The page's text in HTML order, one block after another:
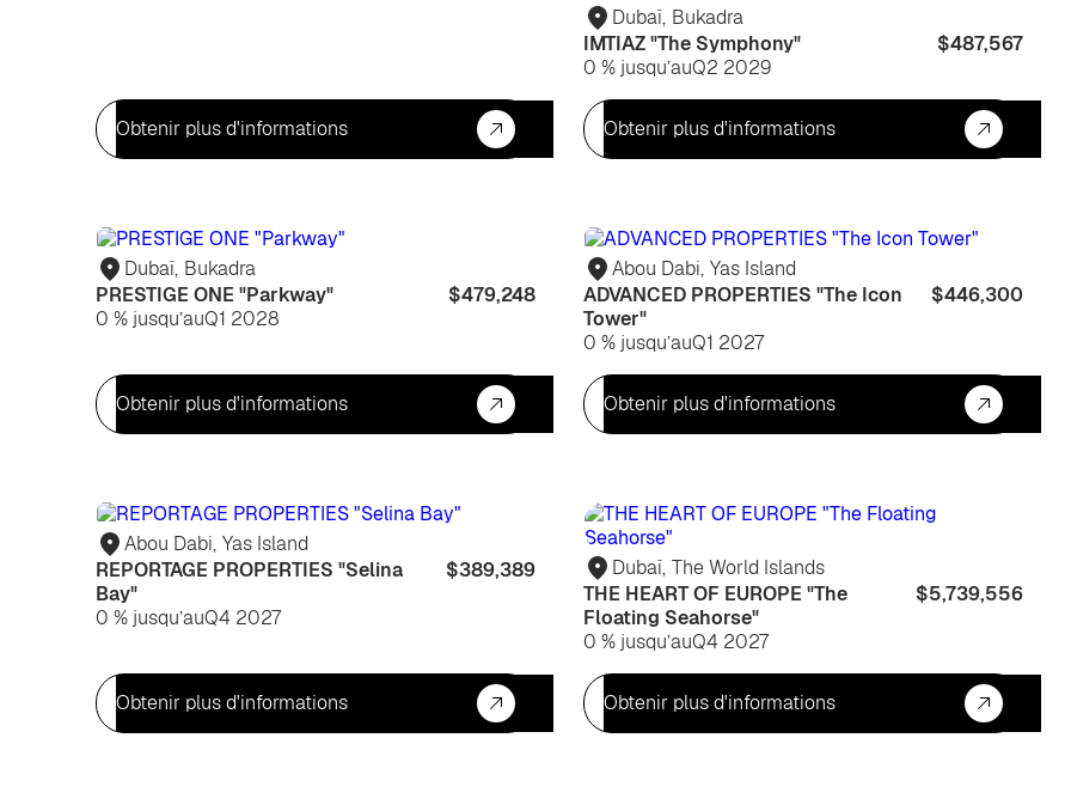
Obtenir plus d'informations
Dubaï, Bukadra
IMTIAZ "The Symphony"
$487,567
0 % jusqu’auQ2 2029
Obtenir plus d'informations
Pour
habiter
Dubaï, Bukadra
PRESTIGE ONE "Parkway"
$479,248
0 % jusqu’auQ1 2028
Obtenir plus d'informations
Abou Dabi, Yas Island
ADVANCED PROPERTIES "The Icon
Tower"
$446,300
0 % jusqu’auQ1 2027
Obtenir plus d'informations
Pour
habiter
Abou Dabi, Yas Island
REPORTAGE PROPERTIES "Selina
Bay"
$389,389
0 % jusqu’auQ4 2027
Obtenir plus d'informations
Dubaï, The World Islands
THE HEART OF EUROPE "The
Floating Seahorse"
$5,739,556
0 % jusqu’auQ4 2027
Obtenir plus d'informations